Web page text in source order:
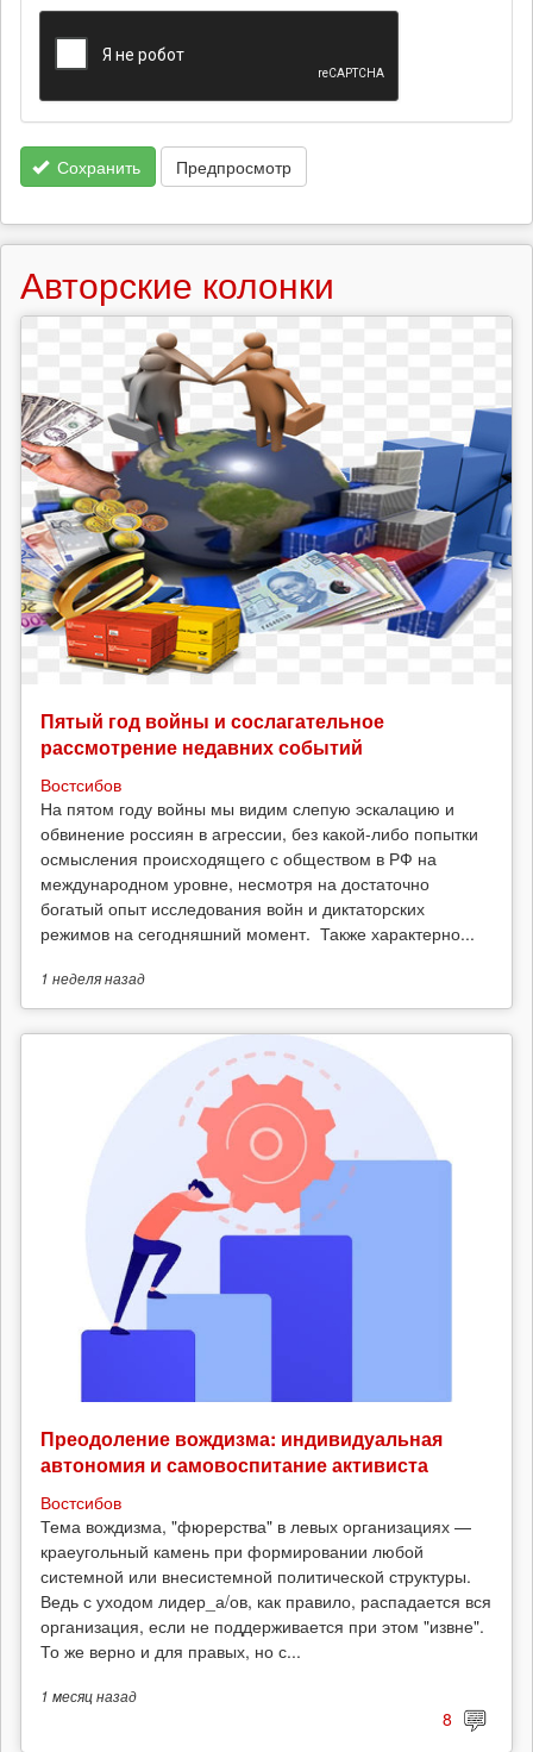
Сохранить Предпросмотр
Авторские колонки
Пятый год войны и сослагательное
рассмотрение недавних событий
Востсибов
На пятом году войны мы видим слепую эскалацию и
обвинение россиян в агрессии, без какой-либо попытки
осмысления происходящего с обществом в РФ на
международном уровне, несмотря на достаточно
богатый опыт исследования войн и диктаторских
режимов на сегодняшний момент. Также характерно...
1 неделяназад
Преодоление вождизма: индивидуальная
автономия и самовоспитание активиста
Востсибов
Тема вождизма, "фюрерства" в левых организациях —
краеугольный камень при формировании любой
системной или внесистемной политической структуры.
Ведь с уходом лидер_а/ов, как правило, распадается вся
организация, если не поддерживается при этом "извне".
То же верно и для правых, но с...
1 месяцназад
8